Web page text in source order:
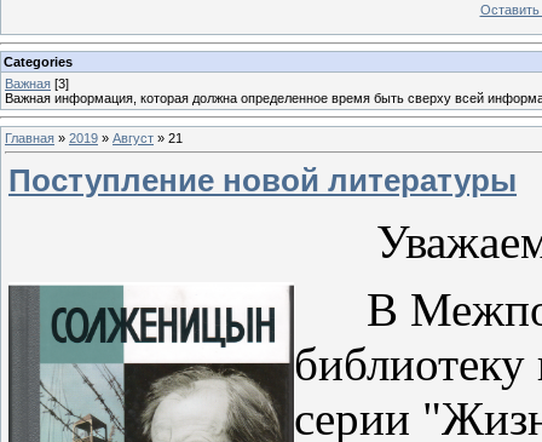
Оставить
Categories
Важная [3]
Важная информация, которая должна определенное время быть сверху всей
Главная » 2019 » Август » 21
Поступление новой литературы
В
библиотеку
серии